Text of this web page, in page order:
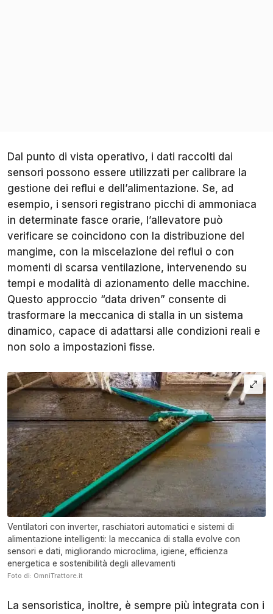
Dal punto di vista operativo, i dati raccolti dai
sensori possono essere utilizzati per calibrare la
gestione dei reflui e dell’alimentazione. Se, ad
esempio, i sensori registrano picchi di ammoniaca
in determinate fasce orarie, l’allevatore può
verificare se coincidono con la distribuzione del
mangime, con la miscelazione dei reflui o con
momenti di scarsa ventilazione, intervenendo su
tempi e modalità di azionamento delle macchine.
Questo approccio “data driven” consente di
trasformare la meccanica di stalla in un sistema
dinamico, capace di adattarsi alle condizioni reali e
non solo a impostazioni fisse.
Ventilatori con inverter, raschiatori automatici e sistemi di
alimentazione intelligenti: la meccanica di stalla evolve con
sensori e dati, migliorando microclima, igiene, efficienza
energetica e sostenibilità degli allevamenti
Foto di: OmniTrattore.it
La sensoristica, inoltre, è sempre più integrata con i